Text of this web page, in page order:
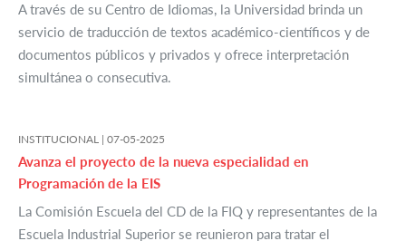
A través de su Centro de Idiomas, la Universidad brinda un
servicio de traducción de textos académico-científicos y de
documentos públicos y privados y ofrece interpretación
simultánea o consecutiva.
INSTITUCIONAL | 07-05-2025
Avanza el proyecto de la nueva especialidad en
Programación de la EIS
La Comisión Escuela del CD de la FIQ y representantes de la
Escuela Industrial Superior se reunieron para tratar el